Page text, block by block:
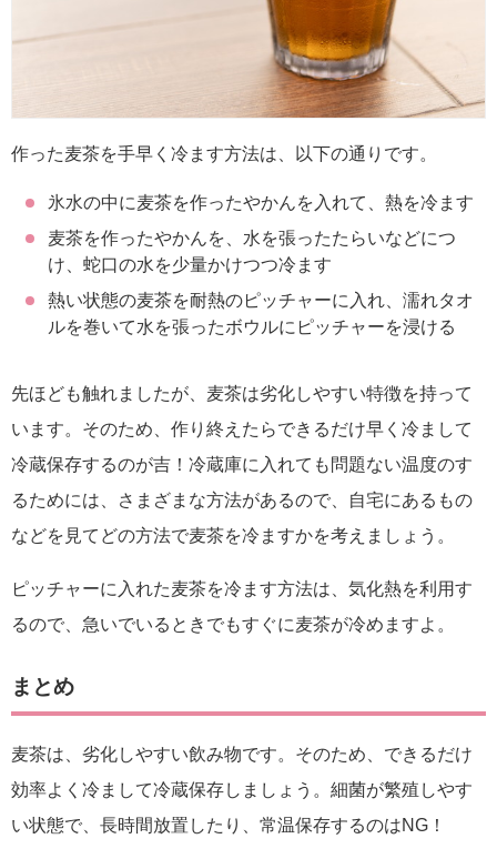
作った麦茶を手早く冷ます方法は、以下の通りです。
氷水の中に麦茶を作ったやかんを入れて、熱を冷ます
麦茶を作ったやかんを、水を張ったたらいなどにつ
け、蛇口の水を少量かけつつ冷ます
熱い状態の麦茶を耐熱のピッチャーに入れ、濡れタオ
ルを巻いて水を張ったボウルにピッチャーを浸ける
先ほども触れましたが、麦茶は劣化しやすい特徴を持って
います。そのため、作り終えたらできるだけ早く冷まして
冷蔵保存するのが吉！冷蔵庫に入れても問題ない温度のす
るためには、さまざまな方法があるので、自宅にあるもの
などを見てどの方法で麦茶を冷ますかを考えましょう。
ピッチャーに入れた麦茶を冷ます方法は、気化熱を利用す
るので、急いでいるときでもすぐに麦茶が冷めますよ。
まとめ
麦茶は、劣化しやすい飲み物です。そのため、できるだけ
効率よく冷まして冷蔵保存しましょう。細菌が繁殖しやす
い状態で、長時間放置したり、常温保存するのはNG！